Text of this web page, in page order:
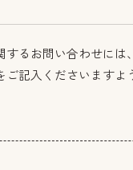
するお問い合わせには
ご記入くださいますよ